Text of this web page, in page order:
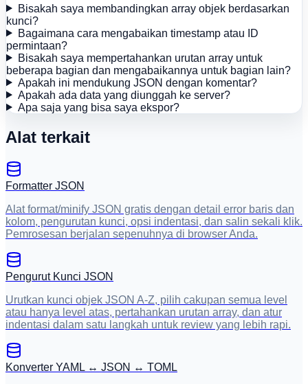
Bisakah saya membandingkan array objek berdasarkan
kunci?
Bagaimana cara mengabaikan timestamp atau ID
permintaan?
Bisakah saya mempertahankan urutan array untuk
beberapa bagian dan mengabaikannya untuk bagian lain?
Apakah ini mendukung JSON dengan komentar?
Apakah ada data yang diunggah ke server?
Apa saja yang bisa saya ekspor?
Alat terkait
Formatter JSON
Alat format/minify JSON gratis dengan detail error baris dan
kolom, pengurutan kunci, opsi indentasi, dan salin sekali klik.
Pemrosesan berjalan sepenuhnya di browser Anda.
Pengurut Kunci JSON
Urutkan kunci objek JSON A-Z, pilih cakupan semua level
atau hanya level atas, pertahankan urutan array, dan atur
indentasi dalam satu langkah untuk review yang lebih rapi.
Konverter YAML ↔ JSON ↔ TOML